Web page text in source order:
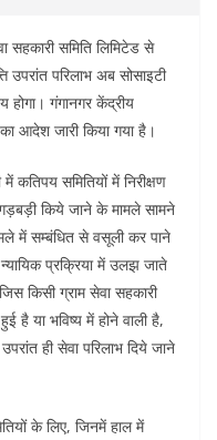
सहकारी समिति लिमिटेड से
उपरांत परिलाभ अब सोसाइटी
होगा। गंगानगर केंद्रीय
आदेश जारी किया गया है।
कतिपय समितियों में निरीक्षण
गड़बड़ी किये जाने के मामले सामने
में सम्बंधित से वसूली कर पाने
प्रक्रिया में उलझ जाते
किसी ग्राम सेवा सहकारी
है या भविष्य में होने वाली है,
ही सेवा परिलाभ दिये जाने
के लिए, जिनमें हाल में